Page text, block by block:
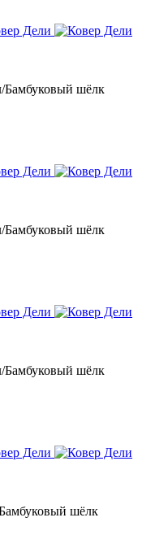
Бамбуковый шёлк
Бамбуковый шёлк
Бамбуковый шёлк
шёлк